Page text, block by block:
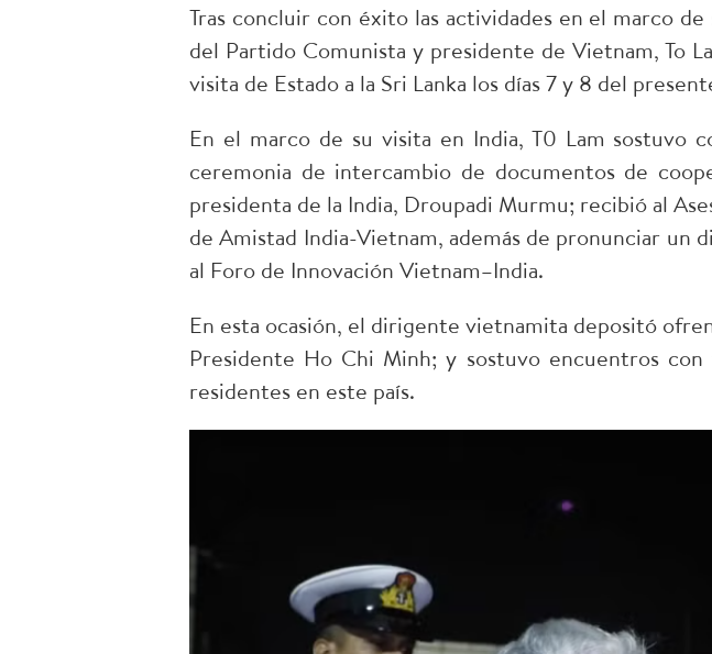
Tras concluir con éxito las actividades en el marco
del Partido Comunista y presidente de Vietnam, To
visita de Estado a la Sri Lanka los días 7 y 8 del
​En el marco de su visita en India, T0 Lam sostuvo
ceremonia de intercambio de documentos de
presidenta de la India, Droupadi Murmu; recibió al
de Amistad India-Vietnam, además de pronunciar un
al Foro de Innovación Vietnam–India.
En esta ocasión, el dirigente vietnamita depositó
Presidente Ho Chi Minh; y sostuvo encuentros
residentes en este país.